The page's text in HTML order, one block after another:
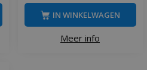
Meer info
IN WINKELWAGEN